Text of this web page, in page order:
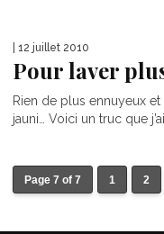
| 12 juillet 2010
Pour laver
Rien de plus ennuyeux
jauni… Voici un truc que j’ai
Page 7 of 7 1 2